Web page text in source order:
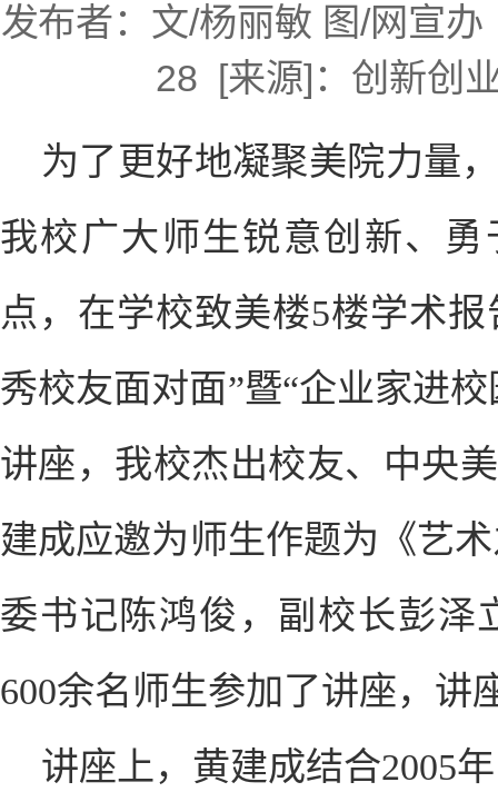
发布者：文/杨丽敏 图/网宣
28 [来源]：创新创
为了更好地凝聚美院力量
我校广大师生锐意创新、
点，在学校致美楼5楼学术
秀校友面对面”暨“企业家进
讲座，我校杰出校友、中央
建成应邀为师生作题为《艺
委书记陈鸿俊，副校长彭泽
600余名师生参加了讲座，讲
讲座上，黄建成结合2005